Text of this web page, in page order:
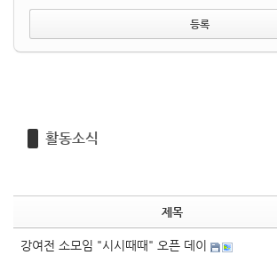
활동소식
제목
강여전 소모임 "시시때때" 오픈 데이